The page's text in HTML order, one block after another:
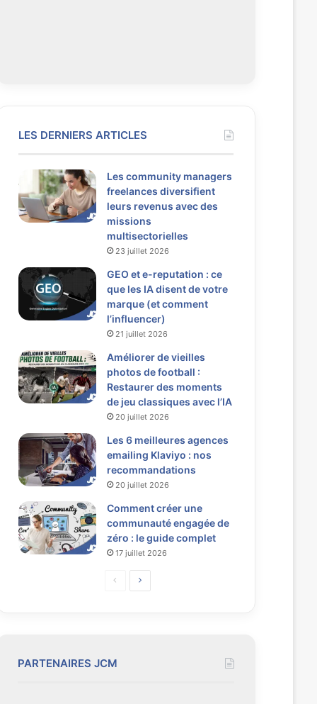
LES DERNIERS ARTICLES
Les community managers
freelances diversifient
leurs revenus avec des
missions
multisectorielles
23 juillet 2026
GEO et e-reputation : ce
que les IA disent de votre
marque (et comment
l’influencer)
21 juillet 2026
Améliorer de vieilles
photos de football :
Restaurer des moments
de jeu classiques avec l’IA
20 juillet 2026
Les 6 meilleures agences
emailing Klaviyo : nos
recommandations
20 juillet 2026
Comment créer une
communauté engagée de
zéro : le guide complet
17 juillet 2026
P
PARTENAIRES JCM